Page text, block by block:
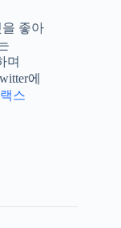
을 좋아
며
에
스